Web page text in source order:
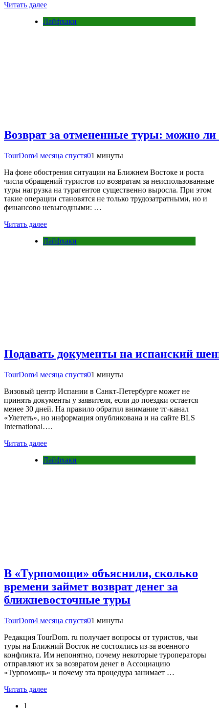
Читать далее
Лайфхаки
Возврат за отмененные туры: можно ли
TourDom4 месяца спустя01 минуты
На фоне обострения ситуации на Ближнем Востоке и роста
числа обращений туристов по возвратам за неиспользованные
туры нагрузка на турагентов существенно выросла. При этом
такие операции становятся не только трудозатратными, но и
финансово невыгодными: …
Читать далее
Лайфхаки
Подавать документы на испанский
TourDom4 месяца спустя01 минуты
Визовый центр Испании в Санкт-Петербурге может не
принять документы у заявителя, если до поездки остается
менее 30 дней. На правило обратил внимание тг-канал
«Улететь», но информация опубликована и на сайте BLS
International….
Читать далее
Лайфхаки
В «Турпомощи» объяснили, сколько
времени займет возврат денег за
ближневосточные туры
TourDom4 месяца спустя01 минуты
Редакция TourDom. ru получает вопросы от туристов, чьи
туры на Ближний Восток не состоялись из-за военного
конфликта. Им непонятно, почему некоторые туроператоры
отправляют их за возвратом денег в Ассоциацию
«Турпомощь» и почему эта процедура занимает …
Читать далее
1